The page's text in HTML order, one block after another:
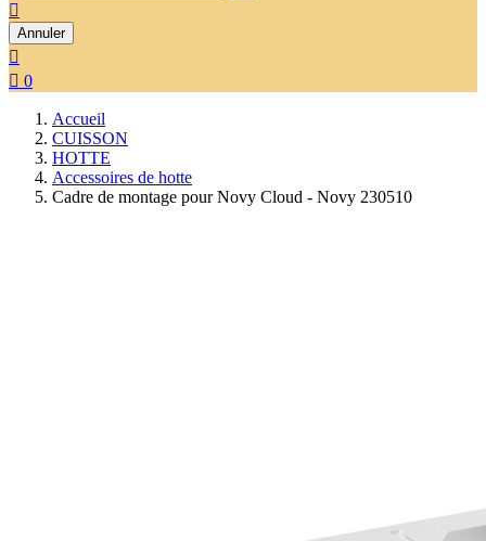

Annuler

 0
Accueil
CUISSON
HOTTE
Accessoires de hotte
Cadre de montage pour Novy Cloud - Novy 230510